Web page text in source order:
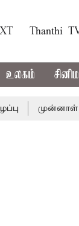
Thanthi
உலகம்
முன்னாள்